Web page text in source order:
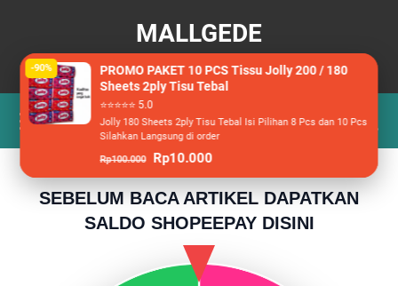
MALLGEDE
Berita, Wisata dan Racun Belanja
SEBELUM BACA ARTIKEL DAPATKAN
SALDO SHOPEEPAY DISINI
-90%
PROMO PAKET 10 PCS Tissu Jolly 200 / 180
Sheets 2ply Tisu Tebal
⭐⭐⭐⭐⭐ 5.0
Jolly 180 Sheets 2ply Tisu Tebal Isi Pilihan 8 Pcs dan 10 Pcs
Silahkan Langsung di order
Rp100.000
Rp10.000